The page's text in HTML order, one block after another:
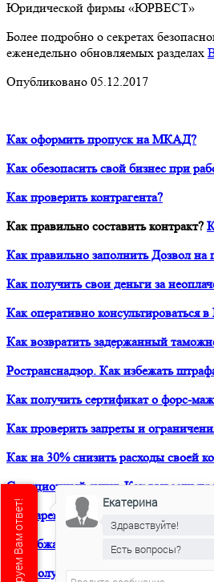
Юридической фирмы «ЮРВЕСТ»
Более подробно о секретах
еженедельно обновляемых разделах
Опубликовано 05.12.2017
Как оформить пропуск на МКАД?
Как обезопасить свой бизнес при
Как проверить контрагента?
Как правильно составить контракт?
Как правильно заполнить Дозвол на
Как получить свои деньги за
Как оперативно
Как возвратить задержанный
Ространснадзор. Как избежать
Как получить сертификат о форс-
Как проверить запреты и
Как на 30% снизить расходы своей
Санкционный аудит. Как вывести
Как зарегистрировать товарный
Как обжаловать решение таможни о
Как получить предварительное
Екатерина
Здравствуйте!
Есть вопросы?